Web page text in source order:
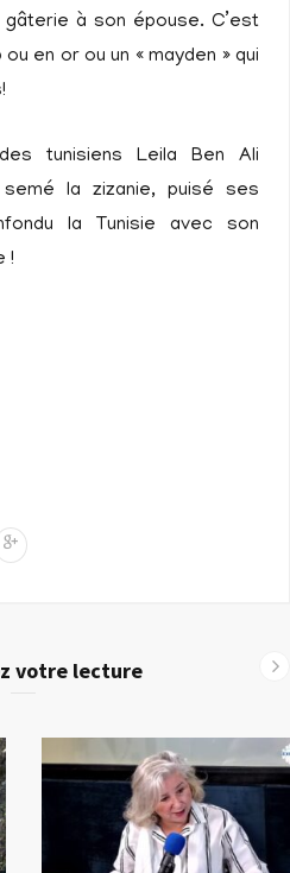
à son épouse. C’est
en or ou un « mayden » qui
tunisiens Leila Ben Ali
la zizanie, puisé ses
la Tunisie avec son
!
votre lecture